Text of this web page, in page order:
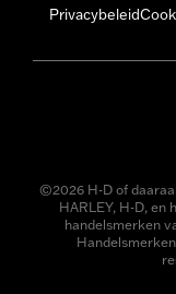
Privacybeleid
©2026 H-D of
HARLEY, H-D, en
handelsmerken